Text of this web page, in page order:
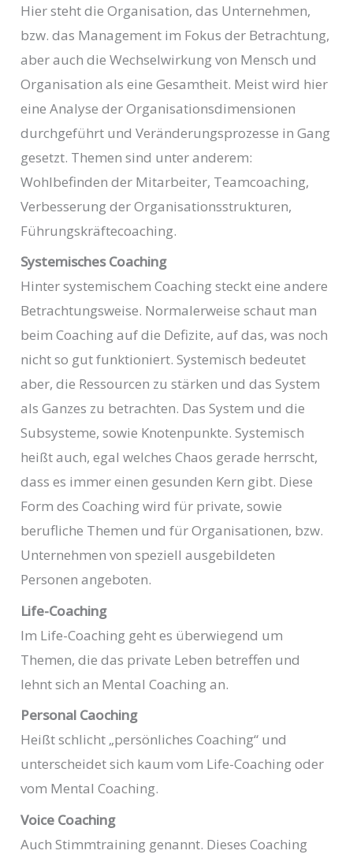
Hier steht die Organisation, das Unternehmen,
bzw. das Management im Fokus der Betrachtung,
aber auch die Wechselwirkung von Mensch und
Organisation als eine Gesamtheit. Meist wird hier
eine Analyse der Organisationsdimensionen
durchgeführt und Veränderungsprozesse in Gang
gesetzt. Themen sind unter anderem:
Wohlbefinden der Mitarbeiter, Teamcoaching,
Verbesserung der Organisationsstrukturen,
Führungskräftecoaching.
Systemisches Coaching
Hinter systemischem Coaching steckt eine andere
Betrachtungsweise. Normalerweise schaut man
beim Coaching auf die Defizite, auf das, was noch
nicht so gut funktioniert. Systemisch bedeutet
aber, die Ressourcen zu stärken und das System
als Ganzes zu betrachten. Das System und die
Subsysteme, sowie Knotenpunkte. Systemisch
heißt auch, egal welches Chaos gerade herrscht,
dass es immer einen gesunden Kern gibt. Diese
Form des Coaching wird für private, sowie
berufliche Themen und für Organisationen, bzw.
Unternehmen von speziell ausgebildeten
Personen angeboten.
Life-Coaching
Im Life-Coaching geht es überwiegend um
Themen, die das private Leben betreffen und
lehnt sich an Mental Coaching an.
Personal Caoching
Heißt schlicht „persönliches Coaching“ und
unterscheidet sich kaum vom Life-Coaching oder
vom Mental Coaching.
Voice Coaching
Auch Stimmtraining genannt. Dieses Coaching